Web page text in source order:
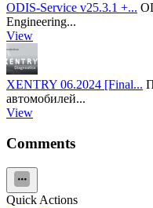
ODIS-Service v25.3.1 +...
Engineering...
View
XENTRY 06.2024 [Final...
автомобилей...
View
Comments
Quick Actions